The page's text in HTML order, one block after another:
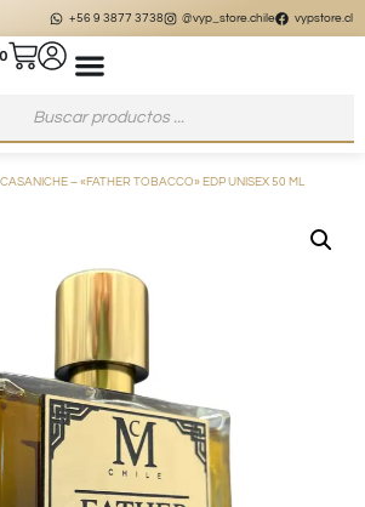
3738 @vyp_store.chile vypstore.cl
0
– «FATHER TOBACCO» EDP UNISEX 50 ML